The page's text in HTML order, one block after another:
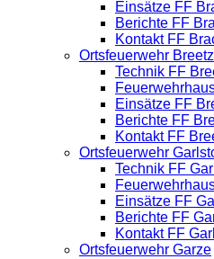
Einsätze FF
Berichte FF
Kontakt FF
Ortsfeuerwehr
Technik FF
Einsätze FF
Berichte FF
Kontakt FF
Ortsfeuerwehr
Technik FF
Einsätze FF
Berichte FF
Kontakt FF
Ortsfeuerwehr Garze